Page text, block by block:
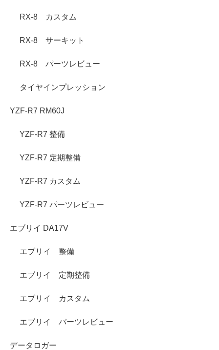
RX-8 カスタム
RX-8 サーキット
RX-8 パーツレビュー
タイヤインプレッション
YZF-R7 RM60J
YZF-R7 整備
YZF-R7 定期整備
YZF-R7 カスタム
YZF-R7 パーツレビュー
エブリイ DA17V
エブリイ 整備
エブリイ 定期整備
エブリイ カスタム
エブリイ パーツレビュー
データロガー